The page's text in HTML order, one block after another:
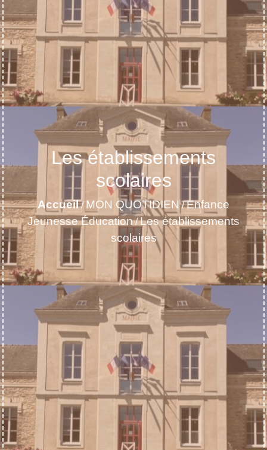
Les établissements
scolaires
Accueil/ MON QUOTIDIEN/Enfance
Jeunesse Éducation/Les établissements
scolaires